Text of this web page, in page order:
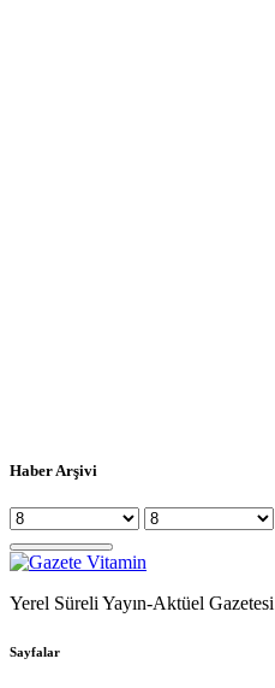
Haber Arşivi
Yerel Süreli Yayın-Aktüel Gazetesi
Sayfalar